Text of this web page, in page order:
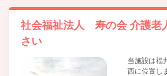
社会福祉法人 寿の会 介護老
さい
当施設は福
西に位置し